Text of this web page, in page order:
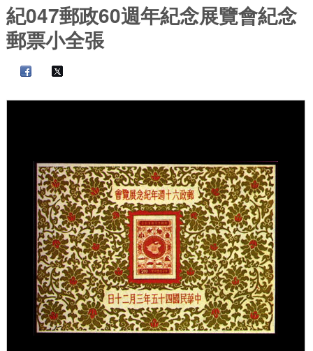
紀047郵政60週年紀念展覽會紀念
郵票小全張